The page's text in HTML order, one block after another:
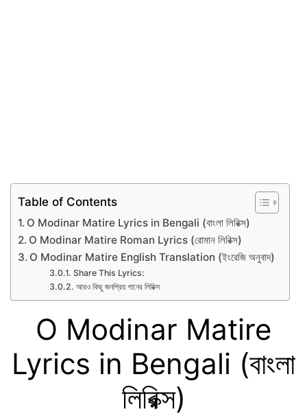
Table of Contents
O Modinar Matire Lyrics in Bengali (বাংলা লিরিক্স)
O Modinar Matire Roman Lyrics (রোমান লিরিক্স)
O Modinar Matire English Translation (ইংরেজি অনুবাদ)
Share This Lyrics:
আরও কিছু জনপ্রিয় গানের লিরিক্স
O Modinar Matire
Lyrics in Bengali (বাংলা
লিরিক্স)